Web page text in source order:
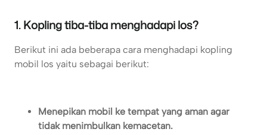
1. Kopling tiba-tiba menghadapi los?
Berikut ini ada beberapa cara menghadapi kopling
mobil los yaitu sebagai berikut:
Menepikan mobil ke tempat yang aman agar
tidak menimbulkan kemacetan.